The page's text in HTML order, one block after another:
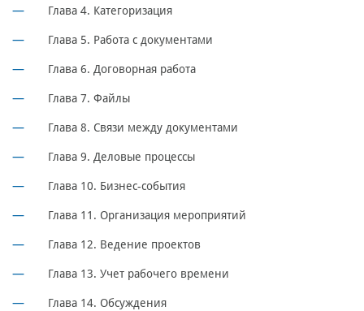
Глава 4. Категоризация
Глава 5. Работа с документами
Глава 6. Договорная работа
Глава 7. Файлы
Глава 8. Связи между документами
Глава 9. Деловые процессы
Глава 10. Бизнес-события
Глава 11. Организация мероприятий
Глава 12. Ведение проектов
Глава 13. Учет рабочего времени
Глава 14. Обсуждения